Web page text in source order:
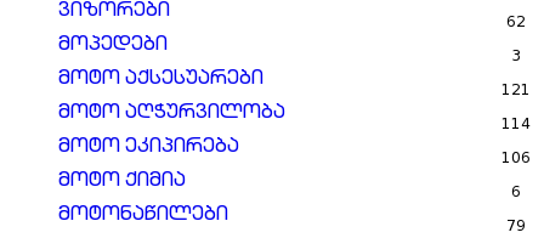
ვიზორები 62
მოპედები 3
მოტო აქსესუარები 121
მოტო აღჭურვილობა 114
მოტო ეკიპირება 106
მოტო ქიმია 6
მოტონაწილები 79